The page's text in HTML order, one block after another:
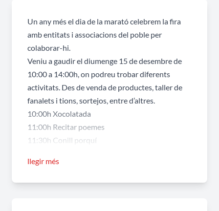
Un any més el dia de la marató celebrem la fira
amb entitats i associacions del poble per
colaborar-hi.
Veniu a gaudir el diumenge 15 de desembre de
10:00 a 14:00h, on podreu trobar diferents
activitats. Des de venda de productes, taller de
fanalets i tions, sortejos, entre d’altres.
10:00h Xocolatada
11:00h Recitar poemes
11:30h Conill porquí
Veniu i gaudiu d’un diumenge de fira!
llegir més